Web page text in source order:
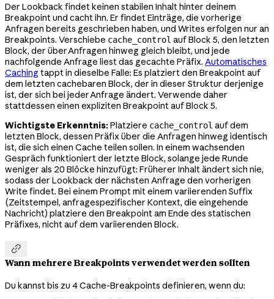
Der Lookback findet keinen stabilen Inhalt hinter deinem
Breakpoint und cacht ihn. Er findet Einträge, die vorherige
Anfragen bereits geschrieben haben, und Writes erfolgen nur an
Breakpoints. Verschiebe cache_control auf Block 5, den letzten
Block, der über Anfragen hinweg gleich bleibt, und jede
nachfolgende Anfrage liest das gecachte Präfix. Automatisches
Caching tappt in dieselbe Falle: Es platziert den Breakpoint auf
dem letzten cachebaren Block, der in dieser Struktur derjenige
ist, der sich bei jeder Anfrage ändert. Verwende daher
stattdessen einen expliziten Breakpoint auf Block 5.
Wichtigste Erkenntnis:Platziere cache_control auf dem
letzten Block, dessen Präfix über die Anfragen hinweg identisch
ist, die sich einen Cache teilen sollen. In einem wachsenden
Gespräch funktioniert der letzte Block, solange jede Runde
weniger als 20 Blöcke hinzufügt: Früherer Inhalt ändert sich nie,
sodass der Lookback der nächsten Anfrage den vorherigen
Write findet. Bei einem Prompt mit einem variierenden Suffix
(Zeitstempel, anfragespezifischer Kontext, die eingehende
Nachricht) platziere den Breakpoint am Ende des statischen
Präfixes, nicht auf dem variierenden Block.

Wann mehrere Breakpoints verwendet werden sollten
Du kannst bis zu 4 Cache-Breakpoints definieren, wenn du: